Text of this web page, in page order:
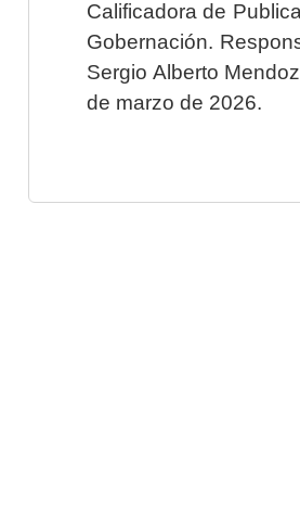
Calificadora de
Gobernación.
Sergio Alberto
de marzo de 2026.